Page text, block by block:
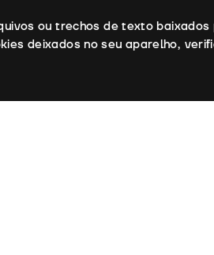
ou trechos de texto
deixados no seu aparelho,